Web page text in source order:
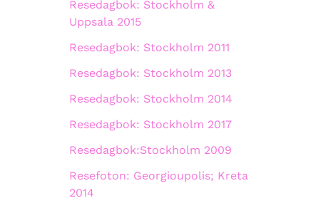
Resedagbok: Stockholm &
Uppsala 2015
Resedagbok: Stockholm 2011
Resedagbok: Stockholm 2013
Resedagbok: Stockholm 2014
Resedagbok: Stockholm 2017
Resedagbok:Stockholm 2009
Resefoton: Georgioupolis; Kreta
2014